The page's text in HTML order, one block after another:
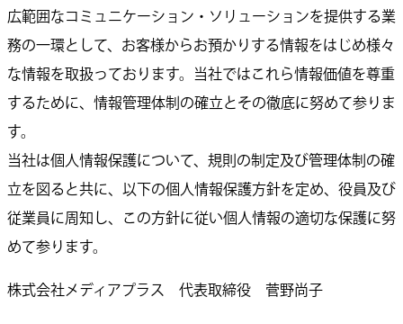
広範囲なコミュニケーション・ソリューションを提供する業
務の一環として、お客様からお預かりする情報をはじめ様々
な情報を取扱っております。当社ではこれら情報価値を尊重
するために、情報管理体制の確立とその徹底に努めて参りま
す。
当社は個人情報保護について、規則の制定及び管理体制の確
立を図ると共に、以下の個人情報保護方針を定め、役員及び
従業員に周知し、この方針に従い個人情報の適切な保護に努
めて参ります。
株式会社メディアプラス 代表取締役 菅野尚子